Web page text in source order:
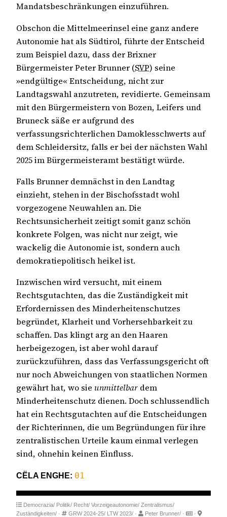
Mandatsbeschränkungen einzuführen.
Obschon die Mittelmeerinsel eine ganz andere
Autonomie hat als Südtirol, führte der Entscheid
zum Beispiel dazu, dass der Brixner
Bürgermeister Peter Brunner (SVP) seine
»endgültige« Entscheidung, nicht zur
Landtagswahl anzutreten, revidierte. Gemeinsam
mit den Bürgermeistern von Bozen, Leifers und
Bruneck säße er aufgrund des
verfassungsrichterlichen Damoklesschwerts auf
dem Schleidersitz, falls er bei der nächsten Wahl
2025 im Bürgermeisteramt bestätigt würde.
Falls Brunner demnächst in den Landtag
einzieht, stehen in der Bischofsstadt wohl
vorgezogene Neuwahlen an. Die
Rechtsunsicherheit zeitigt somit ganz schön
konkrete Folgen, was nicht nur zeigt, wie
wackelig die Autonomie ist, sondern auch
demokratiepolitisch heikel ist.
Inzwischen wird versucht, mit einem
Rechtsgutachten, das die Zuständigkeit mit
Erfordernissen des Minderheitenschutzes
begründet, Klarheit und Vorhersehbarkeit zu
schaffen. Das klingt arg an den Haaren
herbeigezogen, ist aber wohl darauf
zurückzuführen, dass das Verfassungsgericht oft
nur noch Abweichungen von staatlichen Normen
gewährt hat, wo sie unmittelbar dem
Minderheitenschutz dienen. Doch schlussendlich
hat ein Rechtsgutachten auf die Entscheidungen
der Richterinnen, die um Begründungen für ihre
zentralistischen Urteile kaum einmal verlegen
sind, ohnehin keinen Einfluss.
CËLA ENGHE: 01
Democrazia/ Politik/ Recht/ Vorzeigeautonomie/ Zentralismus/
Zuständigkeiten/ · GRW 2024-25/ LTW 2023/ · Peter Brunner/ ·
·